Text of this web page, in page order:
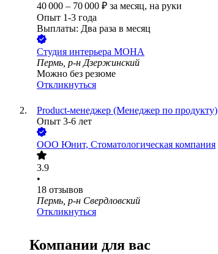
40 000 – 70 000 ₽ за месяц, на руки
Опыт 1-3 года
Выплаты: Два раза в месяц
Студия интерьера МОНА
Пермь, р-н Дзержинский
Можно без резюме
Откликнуться
Product-менеджер (Менеджер по продукту)
Опыт 3-6 лет
ООО Юнит, Стоматологическая компания
3.9
•
18 отзывов
Пермь, р-н Свердловский
Откликнуться
Компании для вас